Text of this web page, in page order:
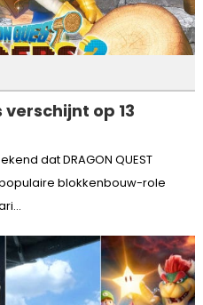
op 13
dat DRAGON QUEST
populaire blokkenbouw-role